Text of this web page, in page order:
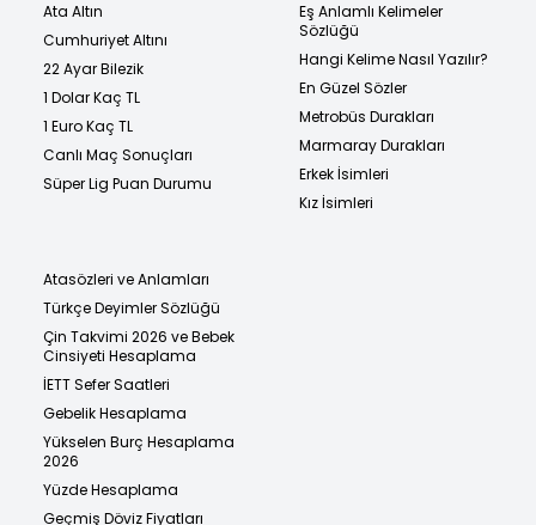
Ata Altın
Cumhuriyet Altını
22 Ayar Bilezik
1 Dolar Kaç TL
1 Euro Kaç TL
Canlı Maç Sonuçları
Süper Lig Puan Durumu
Eş Anlamlı Kelimeler
Sözlüğü
Hangi Kelime Nasıl Yazılır?
En Güzel Sözler
Metrobüs Durakları
Marmaray Durakları
Erkek İsimleri
Kız İsimleri
Atasözleri ve Anlamları
Türkçe Deyimler Sözlüğü
Çin Takvimi 2026 ve Bebek
Cinsiyeti Hesaplama
İETT Sefer Saatleri
Gebelik Hesaplama
Yükselen Burç Hesaplama
2026
Yüzde Hesaplama
Geçmiş Döviz Fiyatları